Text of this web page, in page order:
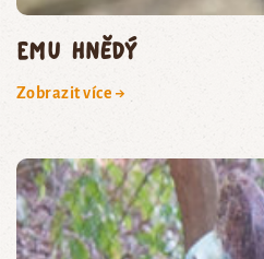
emu hnědý
Zobrazit více →